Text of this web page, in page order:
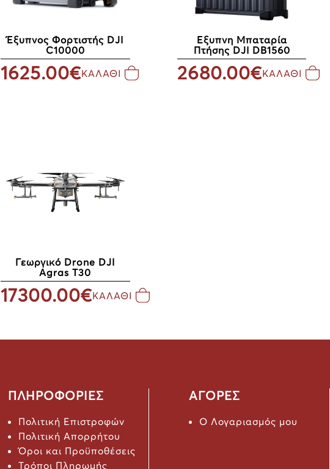
Έξυπνος Φορτιστής DJI
C10000
1625.00€ΚΑΛΑΘΙ
Εξυπνη Μπαταρία
Πτήσης DJI DB1560
2680.00€ΚΑΛΑΘΙ
Γεωργικό Drone DJI
Agras T30
17300.00€ΚΑΛΑΘΙ
ΠΛΗΡΟΦΟΡΙΕΣ
Πολιτική Επιστροφών
Πολιτική Απορρήτου
Όροι και Προϋποθέσεις
Τρόποι Πληρωμής
ΑΓΟΡΕΣ
Ο Λογαριασμός μου